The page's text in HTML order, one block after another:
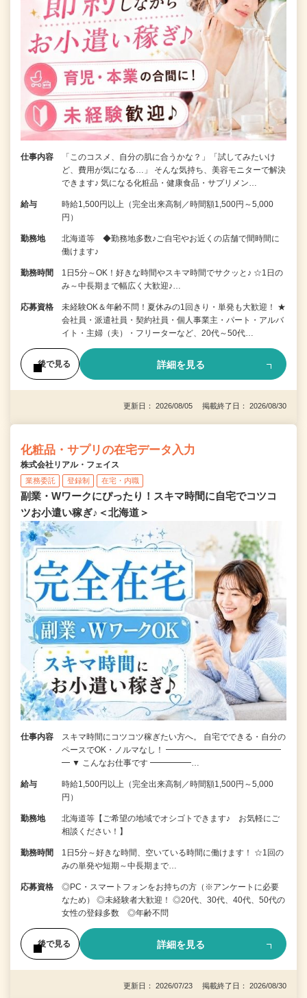
仕事内容
「このコスメ、自分の肌に合うかな？」「試してみたいけ
ど、費用が気になる…」 そんな気持ち、美容モニターで解決
できます♪ 気になる化粧品・健康食品・サプリメン…
給与
時給1,500円以上（完全出来高制／時間額1,500円～5,000
円）
勤務地
北海道等 ◆勤務地多数♪ご自宅やお近くの店舗で間時間に
働けます♪
勤務時間
1日5分～OK！好きな時間やスキマ時間でサクッと♪ ☆1日の
み～中長期まで幅広く大歓迎♪…
応募資格
未経験OK＆年齢不問！夏休みの1回きり・単発も大歓迎！ ★
会社員・派遣社員・契約社員・個人事業主・パート・アルバ
イト・主婦（夫）・フリーターなど、20代～50代…
後で見る 詳細を見る
更新日： 2026/08/05 掲載終了日： 2026/08/30
化粧品・サプリの在宅データ入力
株式会社リアル・フェイス
業務委託 登録制 在宅・内職
副業・Wワークにぴったり！スキマ時間に自宅でコツコ
ツお小遣い稼ぎ♪＜北海道＞
仕事内容
スキマ時間にコツコツ稼ぎたい方へ。 自宅でできる・自分の
ペースでOK・ノルマなし！ ━━━━━━━━━━━━━━
━ ▼ こんなお仕事です ━━━━━…
給与
時給1,500円以上（完全出来高制／時間額1,500円～5,000
円）
勤務地
北海道等【ご希望の地域でオシゴトできます♪ お気軽にご
相談ください！】
勤務時間
1日5分～好きな時間、空いている時間に働けます！ ☆1回の
みの単発や短期～中長期まで…
応募資格
◎PC・スマートフォンをお持ちの方（※アンケートに必要
なため） ◎未経験者大歓迎！ ◎20代、30代、40代、50代の
女性の登録多数 ◎年齢不問
後で見る 詳細を見る
更新日： 2026/07/23 掲載終了日： 2026/08/30